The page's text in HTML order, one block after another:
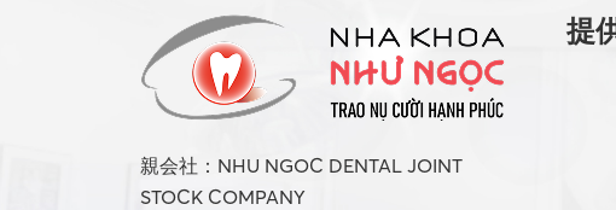
親会社：NHU NGOC DENTAL JOINT
STOCK COMPANY
提